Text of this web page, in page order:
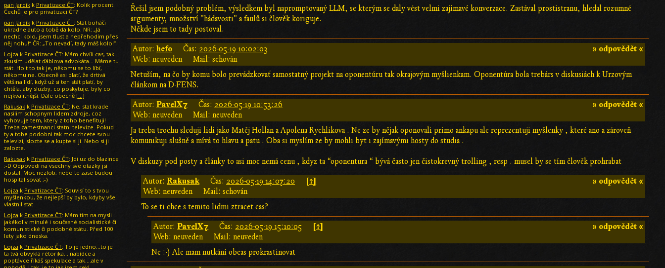
Řešil jsem podobný problém, výsledkem byl napromptovaný LLM, se kterým se daly vést velmi zajímavé konverzace. Zastával prostistranu, hledal rozumné
argumenty, množství "hádavosti" a faulů si člověk koriguje.
Někde jsem to tady postoval.
» odpovědět «
Autor:hefo Čas: 2026-05-19 10:02:03
Web: neuveden
Mail: schován
Netuším, na čo by komu bolo prevádzkovať samostatný projekt na oponentúru tak okrajovým myšlienkam. Oponentúra bola trebárs v diskusiách k Urzovým
článkom na D-FENS.
» odpovědět «
Autor: PavelX7 Čas: 2026-05-19 10:53:26
Web: neuveden
Mail: neuveden
Ja treba trochu sleduji lidi jako Matěj Hollan a Apolena Rychlikova . Ne ze by nějak oponovali primo ankapu ale reprezentuji myšlenky , které ano a zároveň
komunikuji slušně a mívá to hlavu a patu . Oba si myslím ze by mohli byt i zajímavými hosty do studia .
V diskuzy pod posty a články to asi moc nemá cenu , kdyz ta “oponentura “ bývá často jen čistokrevný trolling , resp . musel by se tím člověk prohrabat
» odpovědět «
Autor:Rakusak Čas: 2026-05-19 14:07:20 [↑]
Web: neuveden
Mail: schován
To se ti chce s temito lidmi ztracet cas?
» odpovědět «
Autor:PavelX7 Čas: 2026-05-19 15:10:05 [↑]
Web: neuveden
Mail: neuveden
Ne :-) Ale mam nutkání obcas prokrastinovat
pan Jardík k Privatizace ČT: Kolik procent
Čechů je pro privatizaci ČT?
pan Jardík k Privatizace ČT: Stát boháči
ukradne auto a tobě dá kolo. NR: „Já
nechci kolo, jsem tlust a nepřehodím přes
něj nohu!“ ČR: „To nevadí, tady máš kolo!“
Lojza k Privatizace ČT: Mám chvíli cas, tak
zkusím udělat ďáblova advokáta... Máme tu
stát. Holt to tak je, někomu se to líbí,
někomu ne. Obecně asi platí, že drtivá
většina lidí, když už si ten stát platí, by
chtěla, aby sluzby, co poskytuje, byly co
nejkvalitnější. Dále obecně […]
Rakusak k Privatizace ČT: Ne, stat krade
nasilim schopnym lidem zdroje, coz
vyhovuje tem, ktery z toho benefituji!
Treba zamestnanci statni televize. Pokud
ty a tobe podobni tak moc chcete svou
televizi, slozte se a kupte si ji. Nebo si ji
zalozte.
Rakusak k Privatizace ČT: Jdi uz do blazince
:-D Odpovedi na vsechny sve otazky jsi
dostal. Moc nezlob, nebo te zase budou
hospitalisovat ;-)
Lojza k Privatizace ČT: Souvisí to s tvou
myšlenkou, že nejlepší by bylo, kdyby vše
vlastnil stat
Lojza k Privatizace ČT: Mám tím na mysli
jakékoliv minulé i současné socialistické či
komunistické či podobné státu. Před 100
lety jako dneska.
Lojza k Privatizace ČT: To je jedno...to je
ta tvá obvyklá rétorika....nabídce a
poptávce říkáš spekulace a tak....ale v